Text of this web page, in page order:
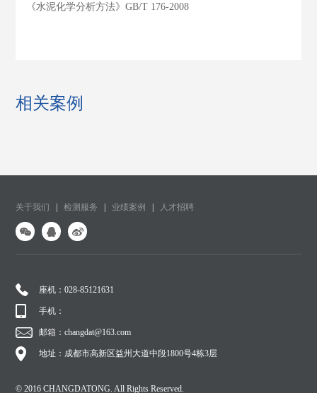
《水泥化学分析方法》GB/T 176-2008
相关案例
关于我们 |检测服务 | 业绩案例 | 人才招聘
座机：028-85121631
手机：
邮箱：changdat@163.com
地址：成都市高新区益州大道中段1800号4栋3层
© 2016 CHANGDATONG. All Rights Reserved.